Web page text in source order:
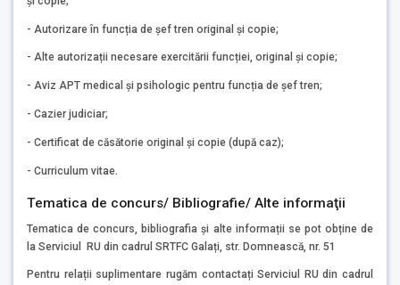
- Autorizare în funcția de șef tren original și copie;
- Alte autorizații necesare exercitării funcției, original și copie;
- Aviz APT medical și psihologic pentru funcția de șef tren;
- Cazier judiciar;
- Certificat de căsătorie original și copie (după caz);
- Curriculum vitae.
Tematica de concurs/ Bibliografie/ Alte informaţii
Tematica de concurs, bibliografia și alte informații se pot obține de
la Serviciul RU din cadrul SRTFC Galați, str. Domnească, nr. 51
Pentru relații suplimentare rugăm contactați Serviciul RU din cadrul